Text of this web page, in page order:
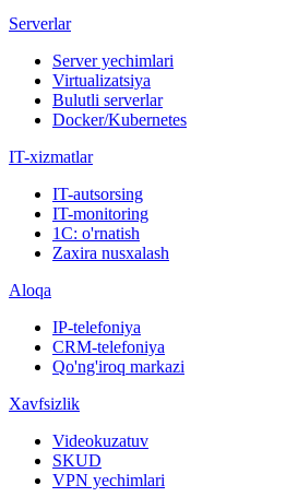
Serverlar
Server yechimlari
Virtualizatsiya
Bulutli serverlar
Docker/Kubernetes
IT-xizmatlar
IT-autsorsing
IT-monitoring
1C: o'rnatish
Zaxira nusxalash
Aloqa
IP-telefoniya
CRM-telefoniya
Qo'ng'iroq markazi
Xavfsizlik
Videokuzatuv
SKUD
VPN yechimlari